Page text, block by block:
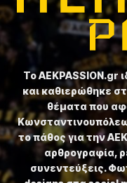
Το ⁦AEKPASSION.gr⁩
και καθιερώθηκε
θέματα που
το πάθος για την
αρθρογραφία,
συνεντεύξεις.